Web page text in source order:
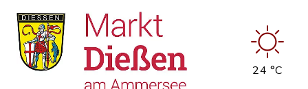
24 °C